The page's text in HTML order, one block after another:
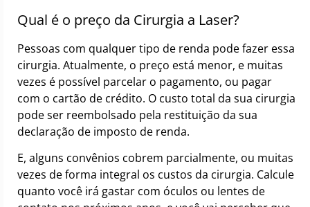
Qual é o preço da Cirurgia a Laser?
Pessoas com qualquer tipo de renda pode fazer essa
cirurgia. Atualmente, o preço está menor, e muitas
vezes é possível parcelar o pagamento, ou pagar
com o cartão de crédito. O custo total da sua cirurgia
pode ser reembolsado pela restituição da sua
declaração de imposto de renda.
E, alguns convênios cobrem parcialmente, ou muitas
vezes de forma integral os custos da cirurgia. Calcule
quanto você irá gastar com óculos ou lentes de